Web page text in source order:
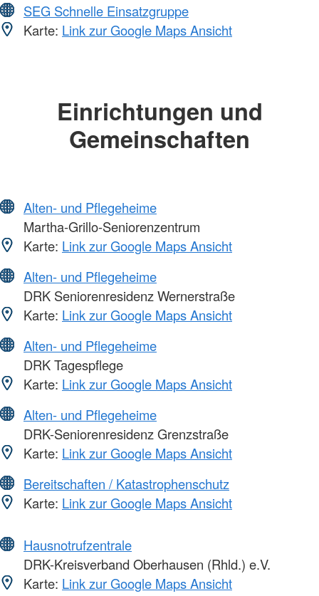
SEG Schnelle Einsatzgruppe
Karte: Link zur Google Maps Ansicht
Einrichtungen und
Gemeinschaften
Alten- und Pflegeheime
Martha-Grillo-Seniorenzentrum
Karte: Link zur Google Maps Ansicht
Alten- und Pflegeheime
DRK Seniorenresidenz Wernerstraße
Karte: Link zur Google Maps Ansicht
Alten- und Pflegeheime
DRK Tagespflege
Karte: Link zur Google Maps Ansicht
Alten- und Pflegeheime
DRK-Seniorenresidenz Grenzstraße
Karte: Link zur Google Maps Ansicht
Bereitschaften / Katastrophenschutz
Karte: Link zur Google Maps Ansicht
Hausnotrufzentrale
DRK-Kreisverband Oberhausen (Rhld.) e.V.
Karte: Link zur Google Maps Ansicht